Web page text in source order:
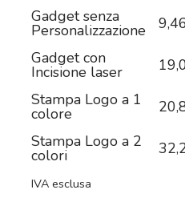
Gadget senza
Personalizzazione
Gadget con
Incisione laser
Stampa Logo a 1
colore
Stampa Logo a 2
colori
IVA esclusa